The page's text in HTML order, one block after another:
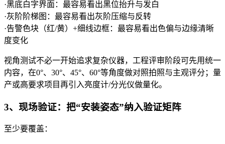
·黑底白字界面：最容易看出黑位抬升与发白
·灰阶阶梯图：最容易看出灰阶压缩与反转
·告警色块（红/黄）+细线边框：最容易看出色偏与边缘清晰
度变化
视角测试不必一开始追求复杂仪器，工程评审阶段可先用统一
内容，在0°、30°、45°、60°等角度做对照拍照与主观评分；量
产或高要求项目再引入亮度计/分光仪做量化。
3、现场验证：把“安装姿态”纳入验证矩阵
至少要覆盖：